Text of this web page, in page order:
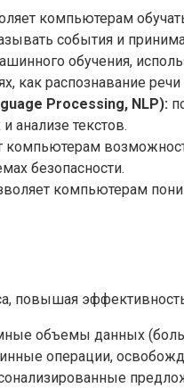
компьютерам
события и
обучения,
как распознавание
Processing, NLP):
анализе текстов.
компьютерам
безопасности.
компьютерам
повышая
объемы данных
операции,